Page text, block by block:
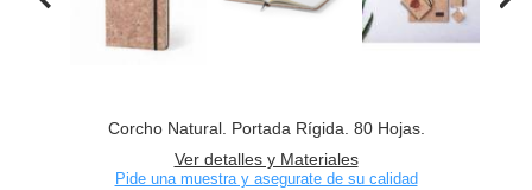
Corcho Natural. Portada Rígida. 80 Hojas.
Ver detalles y Materiales
Pide una muestra y asegurate de su calidad